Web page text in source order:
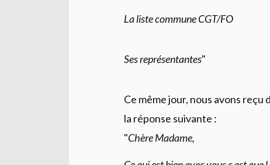
La liste commune CGT/FO
Ses représentantes"
Ce même jour, nous avons reçu
la réponse suivante :
"Chère Madame,